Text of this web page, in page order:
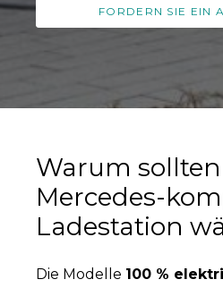
FORDERN SIE EIN
Warum sollten
Mercedes-
Ladestation
Die Modelle 100 %